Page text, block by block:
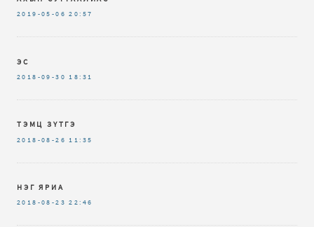
2019-05-06 20:57
ЭС
2018-09-30 18:31
ТЭМЦ ЗҮТГЭ
2018-08-26 11:35
НЭГ ЯРИА
2018-08-23 22:46